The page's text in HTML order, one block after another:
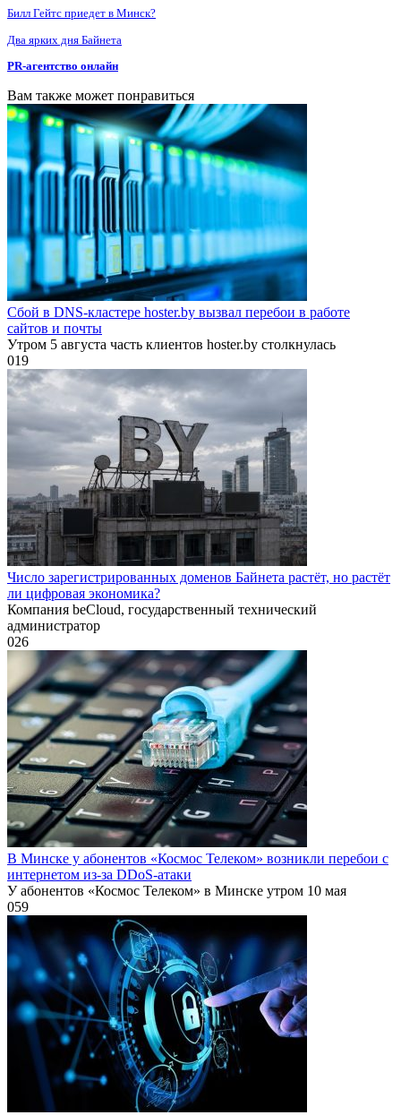
Билл Гейтс приедет в Минск?
Два ярких дня Байнета
PR-агентство онлайн
Вам также может понравиться
Сбой в DNS-кластере hoster.by вызвал перебои в работе
сайтов и почты
Утром 5 августа часть клиентов hoster.by столкнулась
019
Число зарегистрированных доменов Байнета растёт, но растёт
ли цифровая экономика?
Компания beCloud, государственный технический
администратор
026
В Минске у абонентов «Космос Телеком» возникли перебои с
интернетом из-за DDoS-атаки
У абонентов «Космос Телеком» в Минске утром 10 мая
059